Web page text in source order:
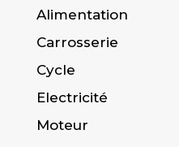
Alimentation
Carrosserie
Cycle
Electricité
Moteur